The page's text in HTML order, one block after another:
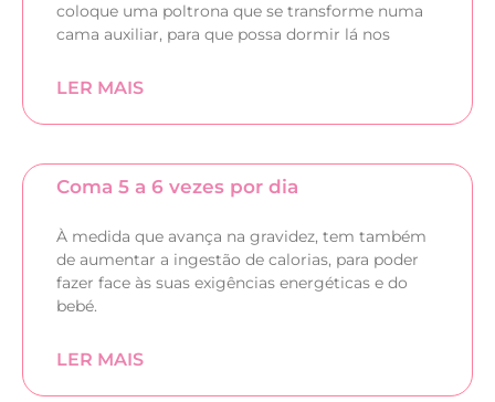
coloque uma poltrona que se transforme numa
cama auxiliar, para que possa dormir lá nos
LER MAIS
Coma 5 a 6 vezes por dia
À medida que avança na gravidez, tem também
de aumentar a ingestão de calorias, para poder
fazer face às suas exigências energéticas e do
bebé.
LER MAIS